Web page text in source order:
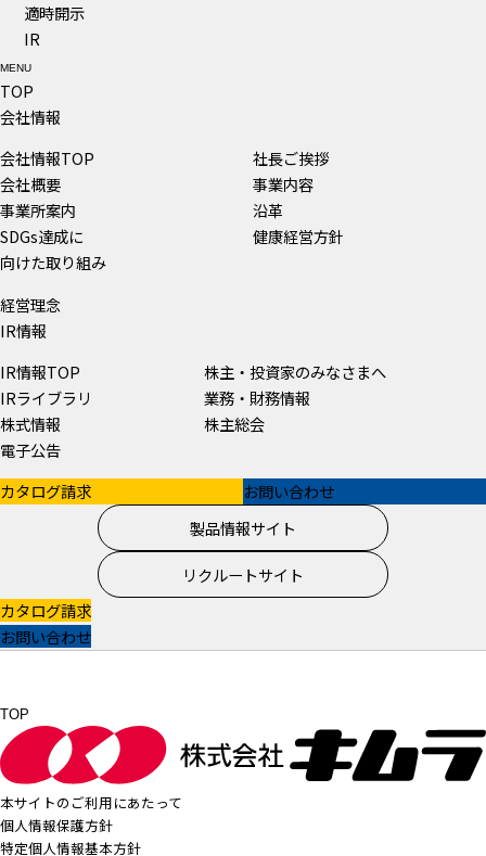
適時開示
IR
MENU
TOP
会社情報
会社情報TOP
社長ご挨拶
会社概要
事業内容
事業所案内
沿革
SDGs達成に
向けた取り組み
健康経営方針
経営理念
IR情報
IR情報TOP
株主・投資家のみなさまへ
IRライブラリ
業務・財務情報
株式情報
株主総会
電子公告
カタログ請求
お問い合わせ
製品情報サイト
リクルートサイト
カタログ請求
お問い合わせ
TOP
本サイトのご利用にあたって
個人情報保護方針
特定個人情報基本方針